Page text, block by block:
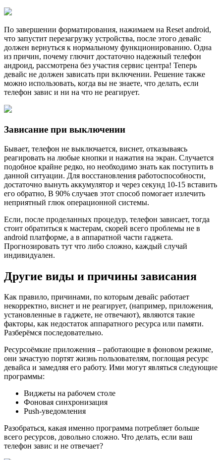
По завершении форматирования, нажимаем на Reset android,
что запустит перезагрузку устройства, после этого девайс
должен вернуться к нормальному функционированию. Одна
из причин, почему глючит достаточно надежный телефон
андроид, рассмотрена без участия сервис центра! Теперь
девайс не должен зависать при включении. Решение также
можно использовать, когда вы не знаете, что делать, если
телефон завис и ни на что не реагирует.
Зависание при выключении
Бывает, телефон не выключается, виснет, отказываясь
реагировать на любые кнопки и нажатия на экран. Случается
подобное крайне редко, но необходимо знать как поступить в
данной ситуации. Для восстановления работоспособности,
достаточно вынуть аккумулятор и через секунд 10-15 вставить
его обратно, В 90% случаев этот способ помогает излечить
неприятный глюк операционной системы.
Если, после проделанных процедур, телефон зависает, тогда
стоит обратиться к мастерам, скорей всего проблемы не в
android платформе, а в аппаратной части гаджета.
Прогнозировать тут что либо сложно, каждый случай
индивидуален.
Другие виды и причины зависания
Как правило, причинами, по которым девайс работает
некорректно, виснет и не реагирует, (например, приложения,
установленные в гаджете, не отвечают), являются такие
факторы, как недостаток аппаратного ресурса или памяти.
Разберёмся последовательно.
Ресурсоёмкие приложения – работающие в фоновом режиме,
они зачастую портят жизнь пользователям, поглощая ресурс
девайса и замедляя его работу. Ими могут являться следующие
программы:
Виджеты на рабочем столе
Фоновая синхронизация
Push-уведомления
Разобраться, какая именно программа потребляет больше
всего ресурсов, довольно сложно. Что делать, если ваш
телефон завис и не отвечает?